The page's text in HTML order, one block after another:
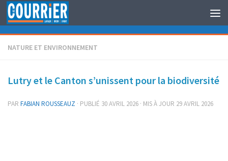
Au dessous du contenu
NATURE ET ENVIRONNEMENT
Lutry et le Canton s’unissent pour la biodiversité
PAR FABIAN ROUSSEAUZ · PUBLIÉ 30 AVRIL 2026 · MIS À JOUR 29 AVRIL 2026